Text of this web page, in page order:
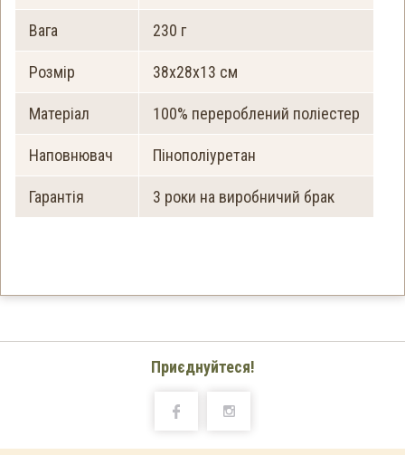
Вага 230 г
Розмір 38x28x13 см
Матеріал 100% перероблений поліестер
Наповнювач Пінополіуретан
Гарантія 3 роки на виробничий брак
Приєднуйтеся!